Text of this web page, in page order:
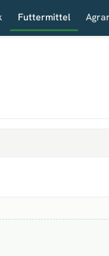
Futtermittel